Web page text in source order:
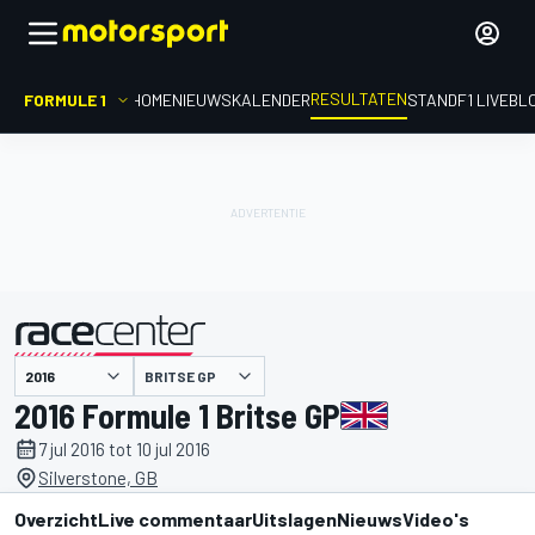
FORMULE 1 HOMENIEUWSKALENDERRESULTATENSTANDF1
gepresenteerd door BRITSE GP
2016 Formule 1 Britse GP
7 jul 2016 tot 10 jul 2016
Silverstone, GB
OverzichtLive commentaarUitslagenNieuwsVideo's